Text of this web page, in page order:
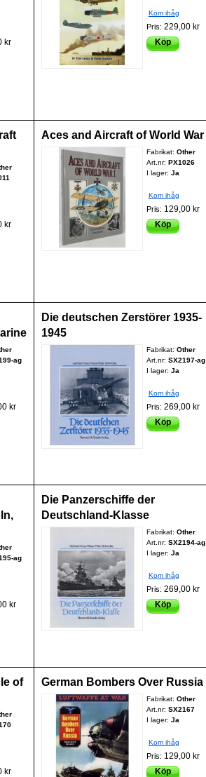
kr
Kom ihåg
Pris: 229,00 kr
Köp
kr
Aces and Aircraft of World War I
Fabrikat: Other
Art.nr: PX1026
I lager: Ja
Kom ihåg
Pris: 129,00 kr
Köp
ag
kr
Die deutschen Zerstörer 1935-
1945
Fabrikat: Other
Art.nr: SX2197-ag
I lager: Ja
Kom ihåg
Pris: 269,00 kr
Köp
ag
kr
Die Panzerschiffe der
Deutschland-Klasse
Fabrikat: Other
Art.nr: SX2194-ag
I lager: Ja
Kom ihåg
Pris: 269,00 kr
Köp
of
kr
German Bombers Over Russia
Fabrikat: Other
Art.nr: SX2167
I lager: Ja
Kom ihåg
Pris: 129,00 kr
Köp